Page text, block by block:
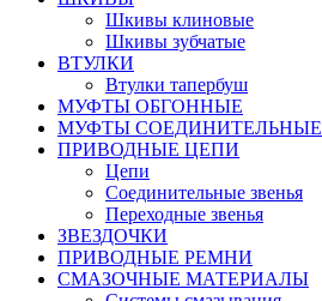
Шкивы клиновые
Шкивы зубчатые
ВТУЛКИ
Втулки тапербуш
МУФТЫ ОБГОННЫЕ
МУФТЫ СОЕДИНИТЕЛЬНЫЕ
ПРИВОДНЫЕ ЦЕПИ
Цепи
Соединительные звенья
Переходные звенья
ЗВЕЗДОЧКИ
ПРИВОДНЫЕ РЕМНИ
СМАЗОЧНЫЕ МАТЕРИАЛЫ